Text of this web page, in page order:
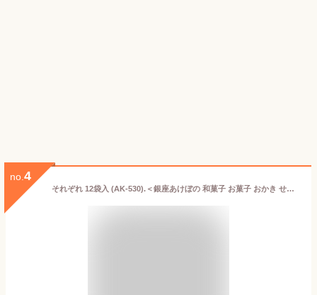
no. 4
それぞれ 12袋入 (AK-530).＜銀座あけぼの 和菓子 お菓子 おかき せんべい 詰合せ 手土産 ギフト プレゼント 詰め合わせ 個包装 お取り寄せ 内祝い お祝い お中元 お歳暮 帰省 お年賀 お返し のし＞